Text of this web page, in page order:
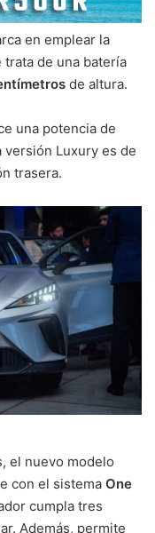
en emplear la
trata de una batería
de altura.
una potencia de
versión Luxury es de
trasera.
el nuevo modelo
con el sistema One
cumpla tres
Además, permite